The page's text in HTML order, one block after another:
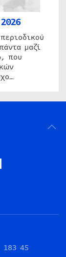
μαζί
που
183 45